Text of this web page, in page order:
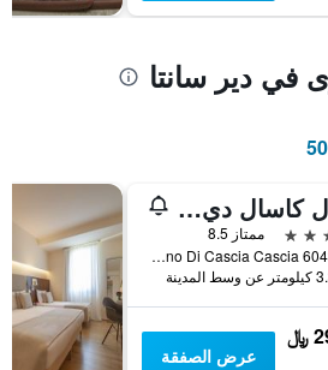
في دير سانتا
إل كاسال دي جينيتو
ممتاز 8.5
6043 Loc. Fogliano Di Cascia Cascia, دير سانتا, مقاطعة بيروجيا, إيطاليا
وسط المدينة
﷼
عرض الصفقة